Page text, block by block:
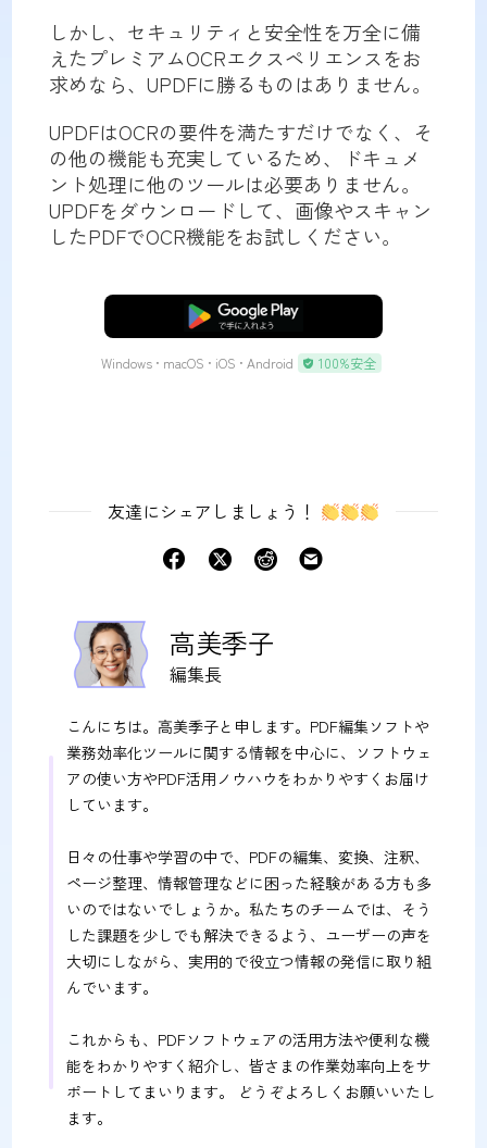
しかし、セキュリティと安全性を万全に備
えたプレミアムOCRエクスペリエンスをお
求めなら、UPDFに勝るものはありません。
UPDFはOCRの要件を満たすだけでなく、そ
の他の機能も充実しているため、ドキュメ
ント処理に他のツールは必要ありません。
UPDFをダウンロードして、画像やスキャン
したPDFでOCR機能をお試しください。
無料ダウンロード
Windows • macOS • iOS • Android 100%安全
友達にシェアしましょう！
高美季子
編集長
こんにちは。高美季子と申します。PDF編集ソフトや
業務効率化ツールに関する情報を中心に、ソフトウェ
アの使い方やPDF活用ノウハウをわかりやすくお届け
しています。
日々の仕事や学習の中で、PDFの編集、変換、注釈、
ページ整理、情報管理などに困った経験がある方も多
いのではないでしょうか。私たちのチームでは、そう
した課題を少しでも解決できるよう、ユーザーの声を
大切にしながら、実用的で役立つ情報の発信に取り組
んでいます。
これからも、PDFソフトウェアの活用方法や便利な機
能をわかりやすく紹介し、皆さまの作業効率向上をサ
ポートしてまいります。 どうぞよろしくお願いいたし
ます。